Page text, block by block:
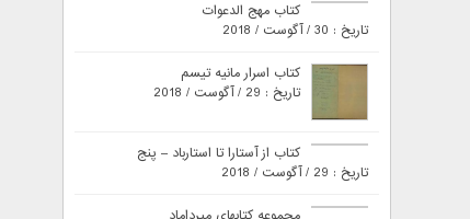
کتاب مهج الدعوات
تاریخ : 30 / آگوست / 2018
کتاب اسرار مانیه تیسم
تاریخ : 29 / آگوست / 2018
کتاب از آستارا تا استارباد – پنج
تاریخ : 29 / آگوست / 2018